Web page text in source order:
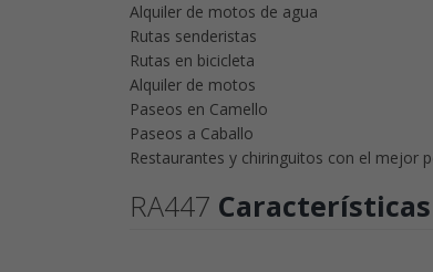
Alquiler de motos de agua
Rutas senderistas
Rutas en bicicleta
Alquiler de motos
Paseos en Camello
Paseos a Caballo
Restaurantes y chiringuitos con el mejor
RA447 Características